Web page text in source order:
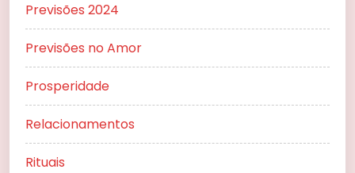
Previsões 2024
Previsões no Amor
Prosperidade
Relacionamentos
Rituais